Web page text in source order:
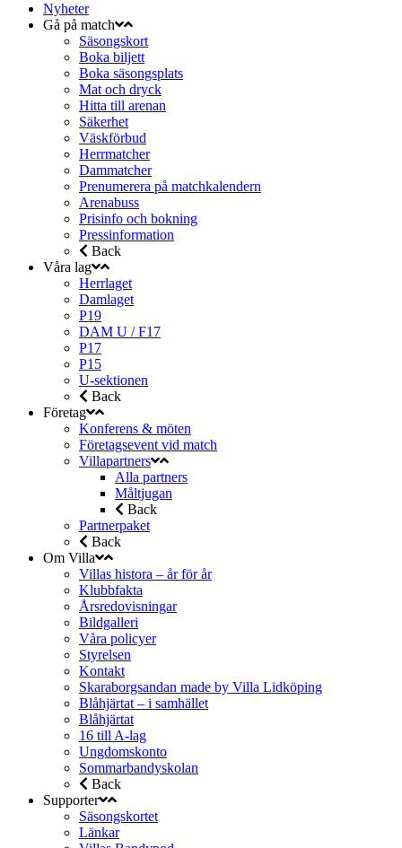
Nyheter
Gå på match
Säsongskort
Boka biljett
Boka säsongsplats
Mat och dryck
Hitta till arenan
Säkerhet
Väskförbud
Herrmatcher
Dammatcher
Prenumerera på matchkalendern
Arenabuss
Prisinfo och bokning
Pressinformation
Back
Våra lag
Herrlaget
Damlaget
P19
DAM U / F17
P17
P15
U-sektionen
Back
Företag
Konferens & möten
Företagsevent vid match
Villapartners
Alla partners
Måltjugan
Back
Partnerpaket
Back
Om Villa
Villas histora – år för år
Klubbfakta
Årsredovisningar
Bildgalleri
Våra policyer
Styrelsen
Kontakt
Skaraborgsandan made by Villa Lidköping
Blåhjärtat – i samhället
Blåhjärtat
16 till A-lag
Ungdomskonto
Sommarbandyskolan
Back
Supporter
Säsongskortet
Länkar